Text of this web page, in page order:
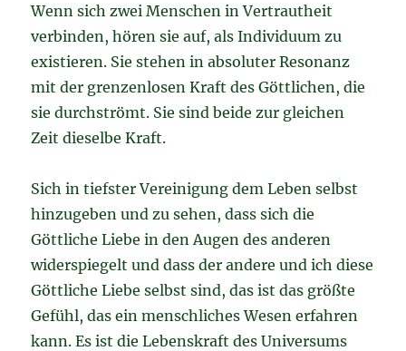
Wenn sich zwei Menschen in Vertrautheit
verbinden, hören sie auf, als Individuum zu
existieren. Sie stehen in absoluter Resonanz
mit der grenzenlosen Kraft des Göttlichen, die
sie durchströmt. Sie sind beide zur gleichen
Zeit dieselbe Kraft.
Sich in tiefster Vereinigung dem Leben selbst
hinzugeben und zu sehen, dass sich die
Göttliche Liebe in den Augen des anderen
widerspiegelt und dass der andere und ich diese
Göttliche Liebe selbst sind, das ist das größte
Gefühl, das ein menschliches Wesen erfahren
kann. Es ist die Lebenskraft des Universums